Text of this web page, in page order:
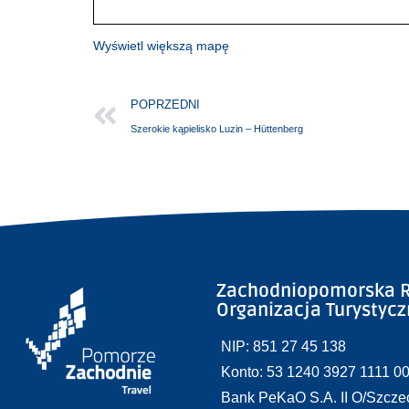
Wyświetl większą mapę
POPRZEDNI
Szerokie kąpielisko Luzin – Hüttenberg
Zachodniopomorska
Organizacja
NIP: 851 27 45 138
Konto: 53 1240 3927 1111
Bank PeKaO S.A. II O/